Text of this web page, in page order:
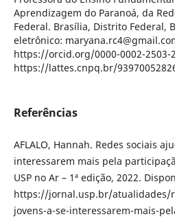
Aprendizagem do Paranoá, da
Federal. Brasília, Distrito Federal,
eletrônico:
https://orcid.org/0000-0002-2503-
https://lattes.cnpq.br/
Referências
AFLALO, Hannah. Redes sociais
interessarem mais pela
USP no Ar – 1ª edição, 2022.
https://jornal.usp.br/atualidades/
jovens-a-se-interessarem-mais-